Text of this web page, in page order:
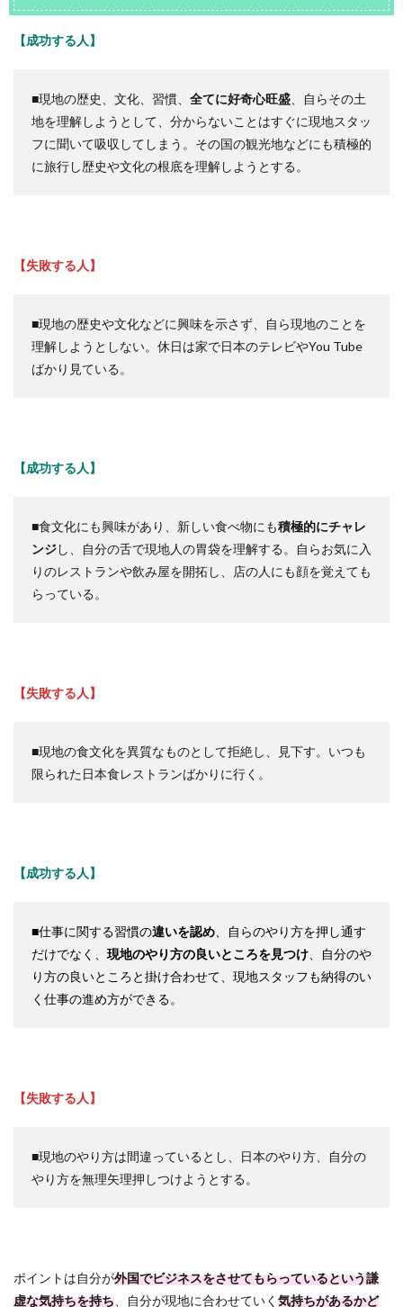
【成功する人】
■現地の歴史、文化、習慣、 全てに好奇心旺盛 、自らその土
地を理解しようとして、分からないことはすぐに現地スタッ
フに聞いて吸収してしまう。その国の観光地などにも積極的
に旅行し歴史や文化の根底を理解しようとする。
【失敗する人】
■現地の歴史や文化などに興味を示さず、自ら現地のことを
理解しようとしない。休日は家で日本のテレビやYou Tube
ばかり見ている。
【成功する人】
■食文化にも興味があり、新しい食べ物にも積極的にチャレ
ンジし、自分の舌で現地人の胃袋を理解する。自らお気に入
りのレストランや飲み屋を開拓し、店の人にも顔を覚えても
らっている。
【失敗する人】
■現地の食文化を異質なものとして拒絶し、見下す。いつも
限られた日本食レストランばかりに行く。
【成功する人】
■仕事に関する習慣の違いを認め 、自らのやり方を押し通す
だけでなく、 現地のやり方の良いところを見つけ 、自分のや
り方の良いところと掛け合わせて、現地スタッフも納得のい
く仕事の進め方ができる。
【失敗する人】
■現地のやり方は間違っているとし、日本のやり方、自分の
やり方を無理矢理押しつけようとする。
ポイントは自分が外国でビジネスをさせてもらっているという謙
虚な気持ちを持ち 、自分が現地に合わせていく 気持ちがあるかど